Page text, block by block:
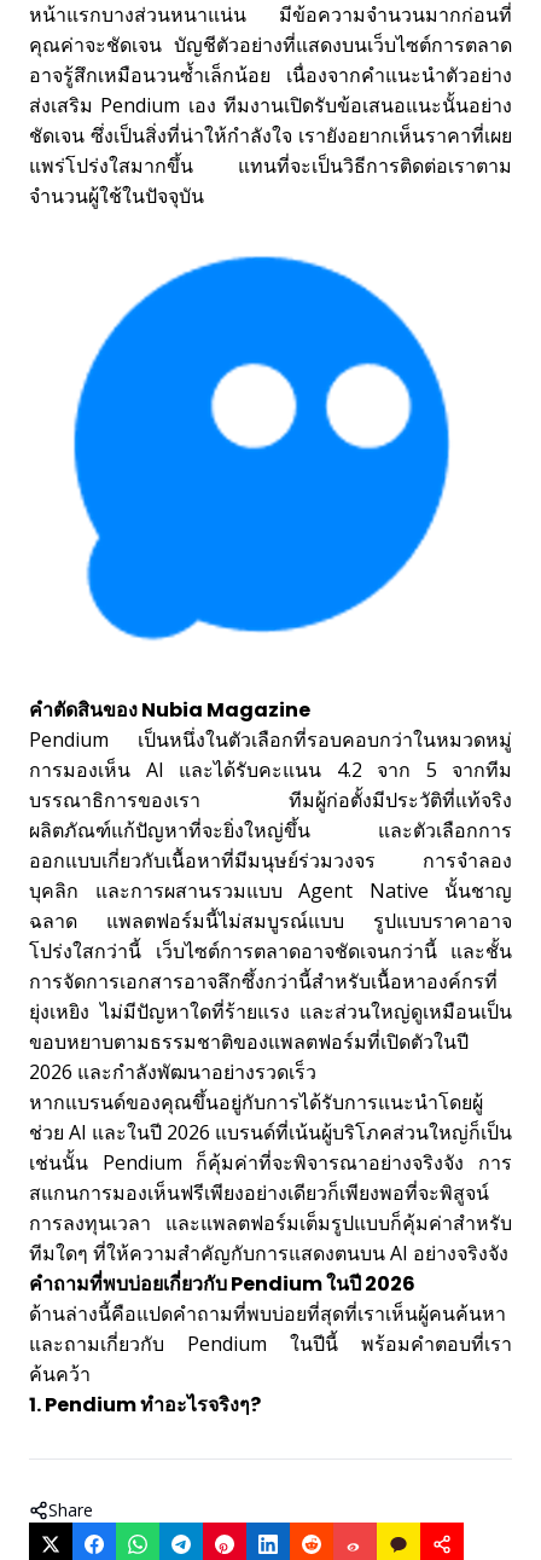
หน้าแรกบางส่วนหนาแน่น มีข้อความจำนวนมากก่อนที่
คุณค่าจะชัดเจน บัญชีตัวอย่างที่แสดงบนเว็บไซต์การตลาด
อาจรู้สึกเหมือนวนซ้ำเล็กน้อย เนื่องจากคำแนะนำตัวอย่าง
ส่งเสริม Pendium เอง ทีมงานเปิดรับข้อเสนอแนะนั้นอย่าง
ชัดเจน ซึ่งเป็นสิ่งที่น่าให้กำลังใจ เรายังอยากเห็นราคาที่เผย
แพร่โปร่งใสมากขึ้น แทนที่จะเป็นวิธีการติดต่อเราตาม
จำนวนผู้ใช้ในปัจจุบัน
คำตัดสินของ Nubia Magazine
Pendium เป็นหนึ่งในตัวเลือกที่รอบคอบกว่าในหมวดหมู่
การมองเห็น AI และได้รับคะแนน 4.2 จาก 5 จากทีม
บรรณาธิการของเรา ทีมผู้ก่อตั้งมีประวัติที่แท้จริง
ผลิตภัณฑ์แก้ปัญหาที่จะยิ่งใหญ่ขึ้น และตัวเลือกการ
ออกแบบเกี่ยวกับเนื้อหาที่มีมนุษย์ร่วมวงจร การจำลอง
บุคลิก และการผสานรวมแบบ Agent Native นั้นชาญ
ฉลาด แพลตฟอร์มนี้ไม่สมบูรณ์แบบ รูปแบบราคาอาจ
โปร่งใสกว่านี้ เว็บไซต์การตลาดอาจชัดเจนกว่านี้ และชั้น
การจัดการเอกสารอาจลึกซึ้งกว่านี้สำหรับเนื้อหาองค์กรที่
ยุ่งเหยิง ไม่มีปัญหาใดที่ร้ายแรง และส่วนใหญ่ดูเหมือนเป็น
ขอบหยาบตามธรรมชาติของแพลตฟอร์มที่เปิดตัวในปี
2026 และกำลังพัฒนาอย่างรวดเร็ว
หากแบรนด์ของคุณขึ้นอยู่กับการได้รับการแนะนำโดยผู้
ช่วย AI และในปี 2026 แบรนด์ที่เน้นผู้บริโภคส่วนใหญ่ก็เป็น
เช่นนั้น Pendium ก็คุ้มค่าที่จะพิจารณาอย่างจริงจัง การ
สแกนการมองเห็นฟรีเพียงอย่างเดียวก็เพียงพอที่จะพิสูจน์
การลงทุนเวลา และแพลตฟอร์มเต็มรูปแบบก็คุ้มค่าสำหรับ
ทีมใดๆ ที่ให้ความสำคัญกับการแสดงตนบน AI อย่างจริงจัง
คำถามที่พบบ่อยเกี่ยวกับ Pendium ในปี 2026
ด้านล่างนี้คือแปดคำถามที่พบบ่อยที่สุดที่เราเห็นผู้คนค้นหา
และถามเกี่ยวกับ Pendium ในปีนี้ พร้อมคำตอบที่เรา
ค้นคว้า
1. Pendium ทำอะไรจริงๆ?
Share